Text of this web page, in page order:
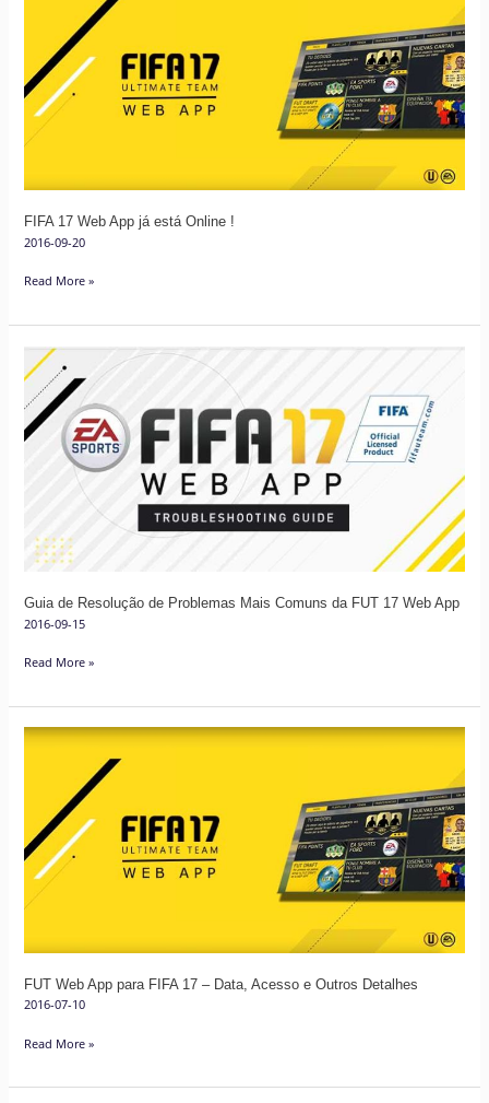
FIFA 17 Web App já está Online !
2016-09-20
já
está
Online
Read More »
Guia de Resolução de Problemas Mais Comuns da FUT 17 Web App
2016-09-15
Guia
de
Resolução
de
Problemas
da
FUT
Web
App
Read More »
FUT Web App para FIFA 17 – Data, Acesso e Outros Detalhes
2016-07-10
FUT
FIFA
17
Data,
Outros
Read More »